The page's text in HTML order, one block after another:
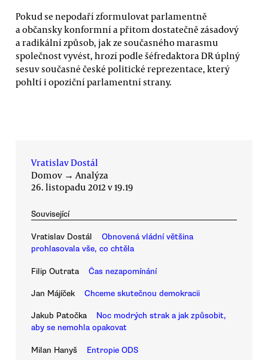
Pokud se nepodaří zformulovat parlamentně
a občansky konformní a přitom dostatečně zásadový
a radikální způsob, jak ze současného marasmu
společnost vyvést, hrozí podle šéfredaktora DR úplný
sesuv současné české politické reprezentace, který
pohltí i opoziční parlamentní strany.
Vratislav Dostál
Domov →Analýza
26. listopadu 2012 v 19.19
Související
Vratislav Dostál
Obnovená vládní většina
prohlasovala vše, co chtěla
Filip Outrata Čas nezapomínání
Jan Májíček Chceme skutečnou demokracii
Jakub Patočka
Noc modrých strak a jak způsobit,
aby se nemohla opakovat
Milan Hanyš Entropie ODS